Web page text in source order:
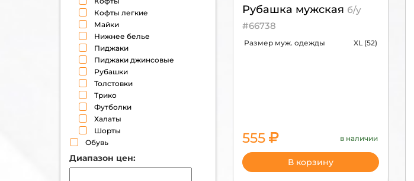
Кофты легкие
Майки
Нижнее белье
Пиджаки
Пиджаки джинсовые
Рубашки
Толстовки
Трико
Футболки
Халаты
Шорты
Обувь
Диапазон цен:
Рубашка мужская б/у
#66738
Размер муж. одежды XL (52)
555 в наличии
1850
В корзину